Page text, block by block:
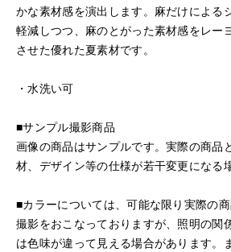
かな素材感を演出します。麻だけによる
軽減しつつ、麻のとがった素材感をレー
させた優れた夏素材です。
・水洗い可
■サンプル撮影商品
画像の商品はサンプルです。実際の商品
材、デザイン等の仕様が若干変更になる
■カラーについては、可能な限り実際の
撮影をおこなっておりますが、照明の関
は色味が違って見える場合があります。